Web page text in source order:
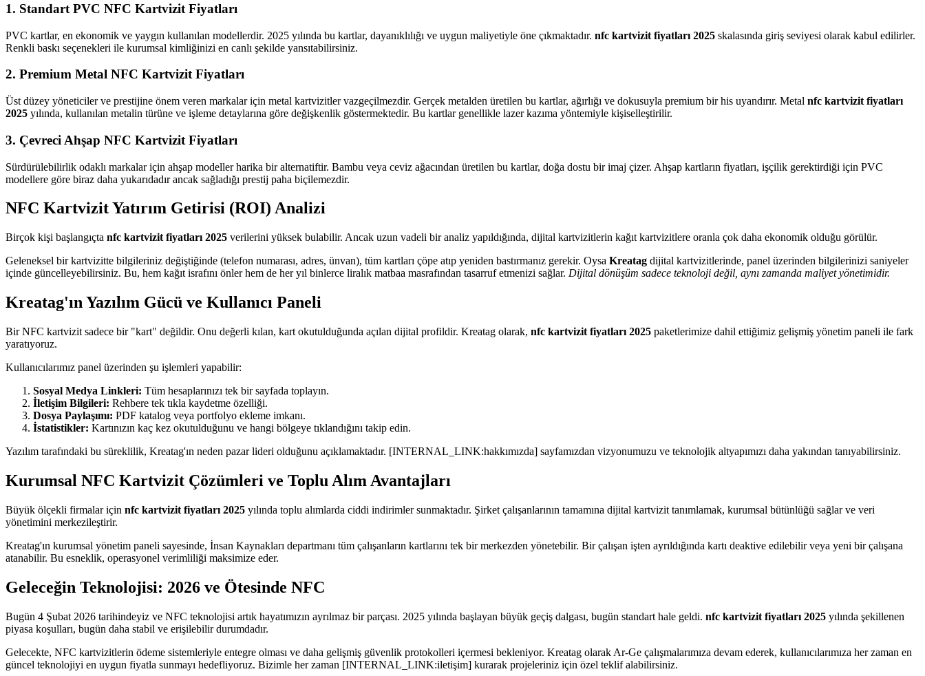
1. Standart PVC NFC Kartvizit Fiyatları
PVC kartlar, en ekonomik ve yaygın kullanılan modellerdir. 2025 yılında bu kartlar, dayanıklılığı ve uygun maliyetiyle öne çıkmaktadır. nfc kartvizit fiyatları 2025 skalasında giriş seviyesi olarak kabul edilirler.
Renkli baskı seçenekleri ile kurumsal kimliğinizi en canlı şekilde yansıtabilirsiniz.
2. Premium Metal NFC Kartvizit Fiyatları
Üst düzey yöneticiler ve prestijine önem veren markalar için metal kartvizitler vazgeçilmezdir. Gerçek metalden üretilen bu kartlar, ağırlığı ve dokusuyla premium bir his uyandırır. Metal nfc kartvizit fiyatları
2025 yılında, kullanılan metalin türüne ve işleme detaylarına göre değişkenlik göstermektedir. Bu kartlar genellikle lazer kazıma yöntemiyle kişiselleştirilir.
3. Çevreci Ahşap NFC Kartvizit Fiyatları
Sürdürülebilirlik odaklı markalar için ahşap modeller harika bir alternatiftir. Bambu veya ceviz ağacından üretilen bu kartlar, doğa dostu bir imaj çizer. Ahşap kartların fiyatları, işçilik gerektirdiği için PVC
modellere göre biraz daha yukarıdadır ancak sağladığı prestij paha biçilemezdir.
NFC Kartvizit Yatırım Getirisi (ROI) Analizi
Birçok kişi başlangıçta nfc kartvizit fiyatları 2025 verilerini yüksek bulabilir. Ancak uzun vadeli bir analiz yapıldığında, dijital kartvizitlerin kağıt kartvizitlere oranla çok daha ekonomik olduğu görülür.
Geleneksel bir kartvizitte bilgileriniz değiştiğinde (telefon numarası, adres, ünvan), tüm kartları çöpe atıp yeniden bastırmanız gerekir. Oysa Kreatag dijital kartvizitlerinde, panel üzerinden bilgilerinizi saniyeler
içinde güncelleyebilirsiniz. Bu, hem kağıt israfını önler hem de her yıl binlerce liralık matbaa masrafından tasarruf etmenizi sağlar. Dijital dönüşüm sadece teknoloji değil, aynı zamanda maliyet yönetimidir.
Kreatag'ın Yazılım Gücü ve Kullanıcı Paneli
Bir NFC kartvizit sadece bir "kart" değildir. Onu değerli kılan, kart okutulduğunda açılan dijital profildir. Kreatag olarak, nfc kartvizit fiyatları 2025 paketlerimize dahil ettiğimiz gelişmiş yönetim paneli ile fark
yaratıyoruz.
Kullanıcılarımız panel üzerinden şu işlemleri yapabilir:
Sosyal Medya Linkleri: Tüm hesaplarınızı tek bir sayfada toplayın.
İletişim Bilgileri: Rehbere tek tıkla kaydetme özelliği.
Dosya Paylaşımı: PDF katalog veya portfolyo ekleme imkanı.
İstatistikler: Kartınızın kaç kez okutulduğunu ve hangi bölgeye tıklandığını takip edin.
Yazılım tarafındaki bu süreklilik, Kreatag'ın neden pazar lideri olduğunu açıklamaktadır. [INTERNAL_LINK:hakkımızda] sayfamızdan vizyonumuzu ve teknolojik altyapımızı daha yakından tanıyabilirsiniz.
Kurumsal NFC Kartvizit Çözümleri ve Toplu Alım Avantajları
Büyük ölçekli firmalar için nfc kartvizit fiyatları 2025 yılında toplu alımlarda ciddi indirimler sunmaktadır. Şirket çalışanlarının tamamına dijital kartvizit tanımlamak, kurumsal bütünlüğü sağlar ve veri
yönetimini merkezileştirir.
Kreatag'ın kurumsal yönetim paneli sayesinde, İnsan Kaynakları departmanı tüm çalışanların kartlarını tek bir merkezden yönetebilir. Bir çalışan işten ayrıldığında kartı deaktive edilebilir veya yeni bir çalışana
atanabilir. Bu esneklik, operasyonel verimliliği maksimize eder.
Geleceğin Teknolojisi: 2026 ve Ötesinde NFC
Bugün 4 Şubat 2026 tarihindeyiz ve NFC teknolojisi artık hayatımızın ayrılmaz bir parçası. 2025 yılında başlayan büyük geçiş dalgası, bugün standart hale geldi. nfc kartvizit fiyatları 2025 yılında şekillenen
piyasa koşulları, bugün daha stabil ve erişilebilir durumdadır.
Gelecekte, NFC kartvizitlerin ödeme sistemleriyle entegre olması ve daha gelişmiş güvenlik protokolleri içermesi bekleniyor. Kreatag olarak Ar-Ge çalışmalarımıza devam ederek, kullanıcılarımıza her zaman en
güncel teknolojiyi en uygun fiyatla sunmayı hedefliyoruz. Bizimle her zaman [INTERNAL_LINK:iletişim] kurarak projeleriniz için özel teklif alabilirsiniz.